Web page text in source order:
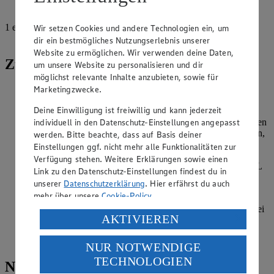
Pfeffer, schwarz, gemahlen
1 etwas
Meersalz
Zubereitung
Das Putenfleisch waschen, trocken tupfen, und beiseite
Für die Marinade Petersilie und Koriander waschen, trocknen
und grob hacken. Die Zwiebeln und den Knoblauch schälen,
in Stücke schneiden und alles in ein hohes Gefäß geben.
Paprika, Kreuzkümmel und Kardamom dazugeben,
Zitronenschale abreiben und hinzufügen. Olivenöl und 2 EL
Zitronensaft ergänzen. Mit einem Stabmixer alles grob zu
einer Masse pürieren.
Das Putenfleisch hinzugeben und im Kühlschrank etwa zwei
Stunden ziehen lassen.
Nährwerte
Wir setzen Cookies und andere Technologien ein, um
dir ein bestmögliches Nutzungserlebnis unserer
Website zu ermöglichen. Wir verwenden deine Daten,
um unsere Website zu personalisieren und dir
möglichst relevante Inhalte anzubieten, sowie für
Marketingzwecke.
Deine Einwilligung ist freiwillig und kann jederzeit
individuell in den Datenschutz-Einstellungen angepasst
werden. Bitte beachte, dass auf Basis deiner
Einstellungen ggf. nicht mehr alle Funktionalitäten zur
Verfügung stehen. Weitere Erklärungen sowie einen
Link zu den Datenschutz-Einstellungen findest du in
unserer Datenschutzerklärung. Hier erfährst du auch
mehr über unsereCookie-Policy.
Verarbeitung deiner personenbezogenen Daten in den
USA durch Facebook und YouTube:
Wenn du auf „Aktivieren“ klickst, willigst du im Sinne
des Art. 49 Abs. 1 Satz 1 lit. a) DSGVO ein, dass deine
AKTIVIEREN
NUR NOTWENDIGE
TECHNOLOGIEN